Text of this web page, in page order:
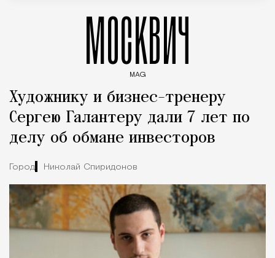
МОСКВИЧ
MAG
Художнику и бизнес-тренеру
Сергею Галантеру дали 7 лет по
делу об обмане инвесторов
Город Николай Спиридонов